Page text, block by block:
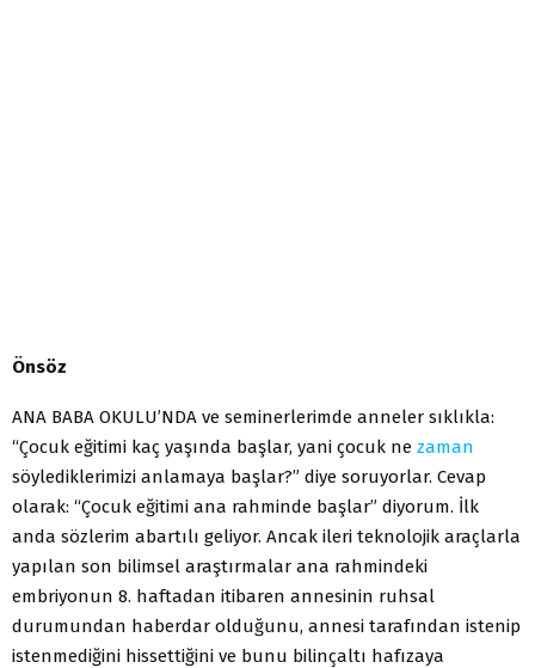
Önsöz
ANA BABA OKULU’NDA ve seminerlerimde anneler sıklıkla:
“Çocuk eğitimi kaç yaşında başlar, yani çocuk ne zaman
söylediklerimizi anlamaya başlar?” diye soruyorlar. Cevap
olarak: “Çocuk eğitimi ana rahminde başlar” diyorum. İlk
anda sözlerim abartılı geliyor. Ancak ileri teknolojik araçlarla
yapılan son bilimsel araştırmalar ana rahmindeki
embriyonun 8. haftadan itibaren annesinin ruhsal
durumundan haberdar olduğunu, annesi tarafından istenip
istenmediğini hissettiğini ve bunu bilinçaltı hafızaya